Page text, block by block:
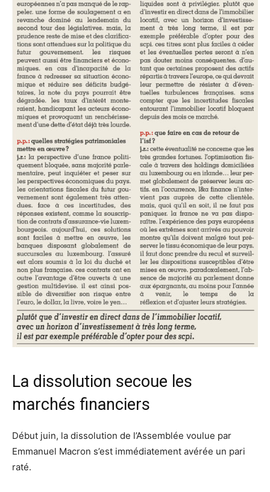
La dissolution secoue les
marchés financiers
Début juin, la dissolution de l’Assemblée voulue par
Emmanuel Macron s’est immédiatement avérée un pari
raté.